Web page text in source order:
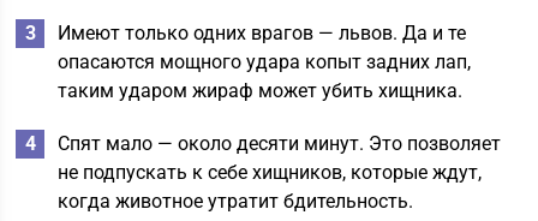
Имеют только одних врагов — львов. Да и те
опасаются мощного удара копыт задних лап,
таким ударом жираф может убить хищника.
Спят мало — около десяти минут. Это позволяет
не подпускать к себе хищников, которые ждут,
когда животное утратит бдительность.